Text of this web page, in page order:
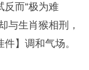
反而“极为难
与生肖猴相刑，
】调和气场。